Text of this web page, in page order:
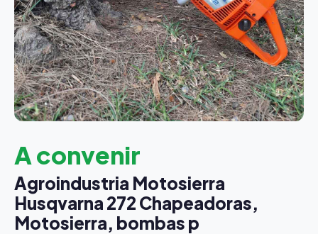
A convenir
Agroindustria Motosierra
Husqvarna 272 Chapeadoras,
Motosierra, bombas p